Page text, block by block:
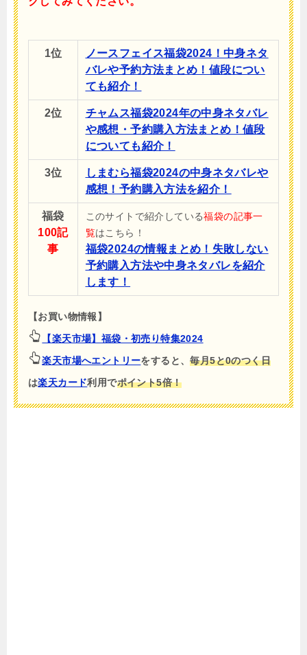
1位
ノースフェイス福袋2024！中身ネタ
バレや予約方法まとめ！値段につい
ても紹介！
2位
チャムス福袋2024年の中身ネタバレ
や感想・予約購入方法まとめ！値段
についても紹介！
3位
しまむら福袋2024の中身ネタバレや
感想！予約購入方法を紹介！
福袋
100記
事
このサイトで紹介している福袋の記事一
覧はこちら！
福袋2024の情報まとめ！失敗しない
予約購入方法や中身ネタバレを紹介
します！
【お買い物情報】
【楽天市場】福袋・初売り特集2024
楽天市場へエントリーをすると、毎月5と0のつく日
は楽天カード利用でポイント5倍！